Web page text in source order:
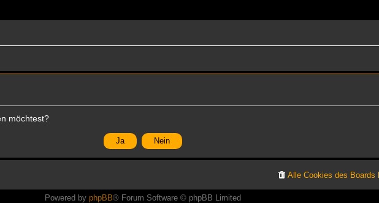
möchtest?
Alle Cookies des Boards
Powered by phpBB® Forum Software © phpBB Limited